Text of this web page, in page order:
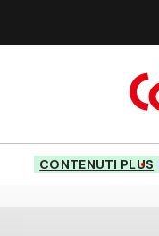
CONTENUTI PLUS